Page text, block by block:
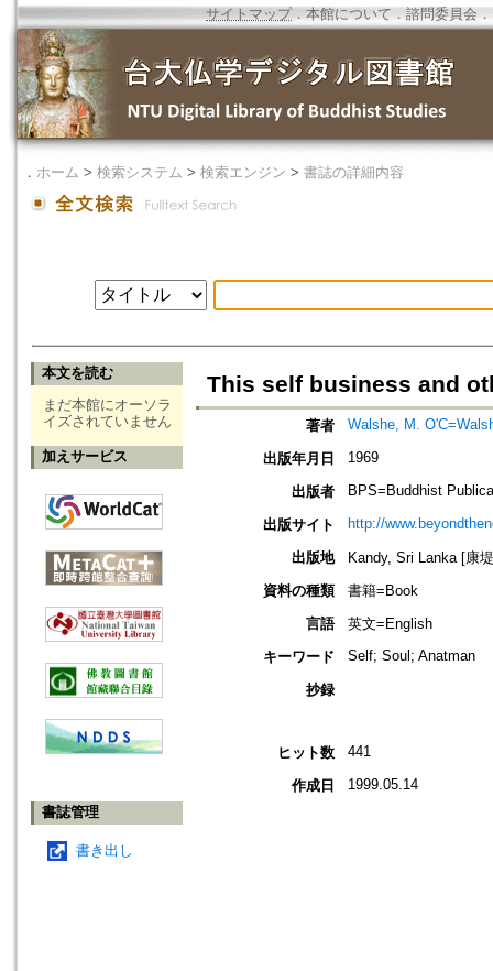
サイトマップ．本館について ． 諮問委員会 ．
． ホーム > 検索システム > 検索エンジン > 書誌の詳細内容
本文を読む
まだ本館にオーソラ
イズされていません
加えサービス
書誌管理
書き出し
This self business and
著者 Walshe, M.
出版年月日 1969
出版者 BPS=Buddhist
出版サイト http://
出版地
Kandy, Sri Lanka [康
資料の種類
書籍=Book
言語
英文=English
キーワード
Self; Soul; Anatman
抄録
ヒット数 441
作成日 1999.05.14